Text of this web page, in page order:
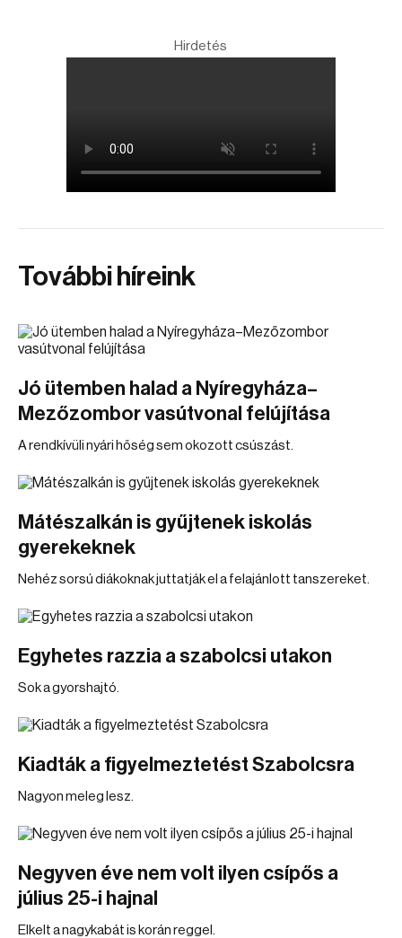
Hirdetés
További híreink
Jó ütemben halad a Nyíregyháza–
Mezőzombor vasútvonal felújítása
A rendkívüli nyári hőség sem okozott csúszást.
Mátészalkán is gyűjtenek iskolás
gyerekeknek
Nehéz sorsú diákoknak juttatják el a felajánlott tanszereket.
Egyhetes razzia a szabolcsi utakon
Sok a gyorshajtó.
Kiadták a figyelmeztetést Szabolcsra
Nagyon meleg lesz.
Negyven éve nem volt ilyen csípős a
július 25-i hajnal
Elkelt a nagykabát is korán reggel.